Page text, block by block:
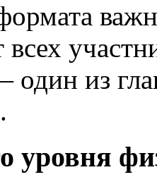
один из
уровня